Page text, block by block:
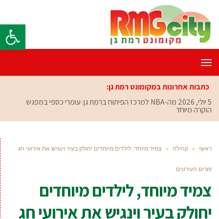
פתח
תפריט
כתבות אחרונות במקומונט רמת גן:
5 יולי, 2026
מה-NBA למרכז הפיתוח ברמת גן: עומרי כספי במפגש
הוקרה מיוחד
ראשי » קהילה » צמיד מיוחד, לילדים מיוחדים יחולק בעיר וינגיש את אירועי חג
פורים העירונים
צמיד מיוחד, לילדים מיוחדים
יחולק בעיר וינגיש את אירועי חג